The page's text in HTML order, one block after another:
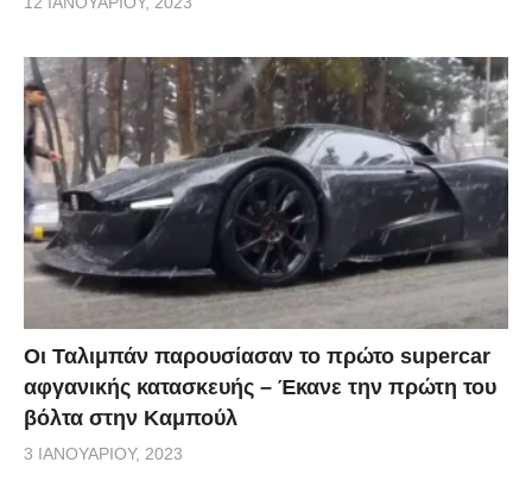
Οι Ταλιμπάν παρουσίασαν το πρώτο supercar
αφγανικής κατασκευής – Έκανε την πρώτη του
βόλτα στην Καμπούλ
3 ΙΑΝΟΥΑΡΊΟΥ, 2023